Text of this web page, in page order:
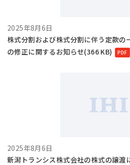
2025年8月6日
株式分割および株式分割に伴う定款の
の修正に関するお知らせ(366 KB)
2025年8月6日
新潟トランシス株式会社の株式の譲渡